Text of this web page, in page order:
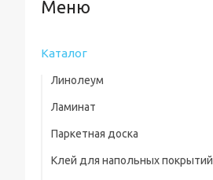
Каталог
Линолеум
Ламинат
Паркетная доска
Клей для напольных покрытий